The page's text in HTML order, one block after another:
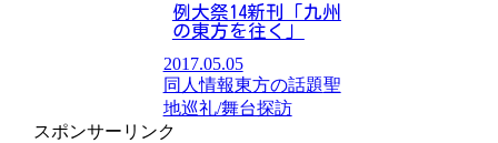
例大祭14新刊「九州
の東方を往く」
2017.05.05
同人情報東方の話題聖
地巡礼/舞台探訪
スポンサーリンク